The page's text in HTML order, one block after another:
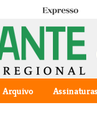
Expresso
Arquivo